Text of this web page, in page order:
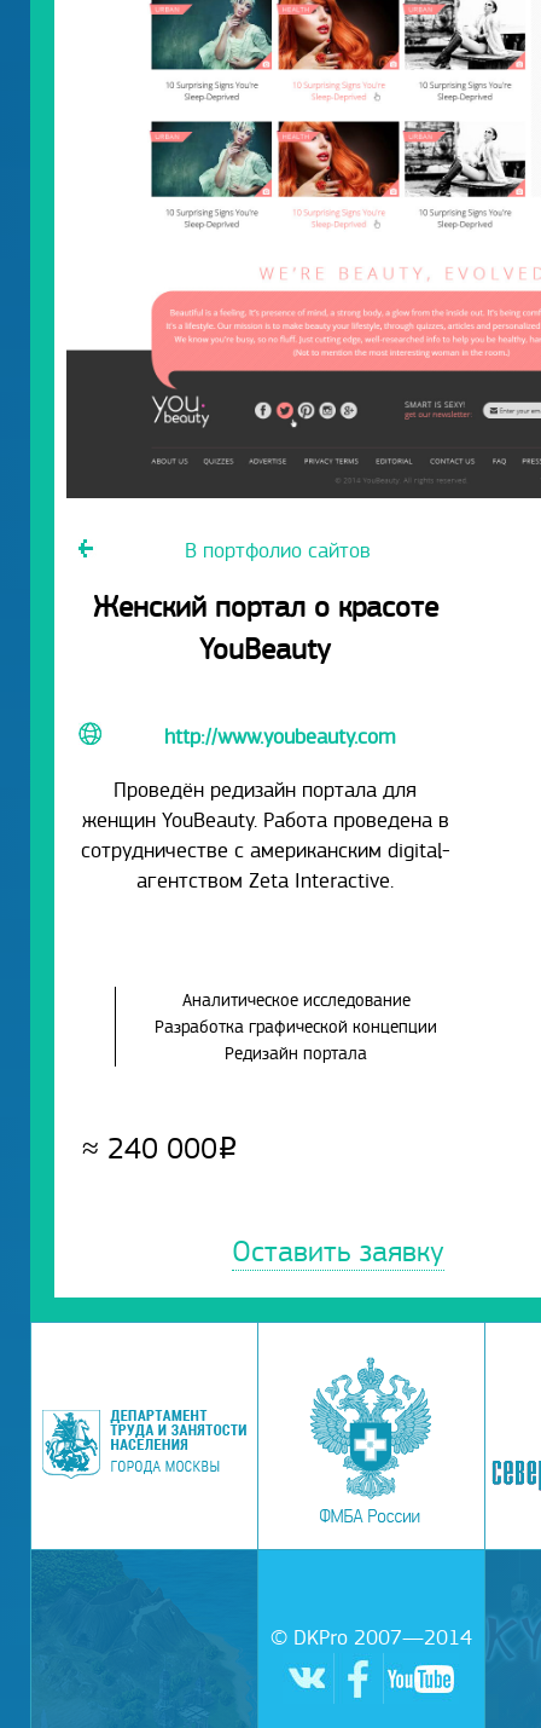
В портфолио сайтов
Женский портал о красоте
YouBeauty
http://www.youbeauty.com
Проведён редизайн портала для
женщин YouBeauty. Работа проведена в
сотрудничестве с американским digital-
агентством Zeta Interactive.
Аналитическое исследование
Разработка графической концепции
Редизайн портала
≈ 240 000Р
Оставить заявку
© DKPro 2007—2014